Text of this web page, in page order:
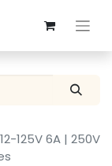
125V 6A | 250V